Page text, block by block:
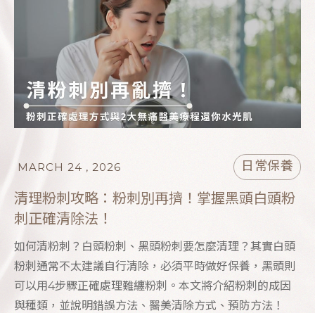
MARCH 24 , 2026 日常保養
清理粉刺攻略：粉刺別再擠！掌握黑頭白頭粉
刺正確清除法！
如何清粉刺？白頭粉刺、黑頭粉刺要怎麼清理？其實白頭
粉刺通常不太建議自行清除，必須平時做好保養，黑頭則
可以用4步驟正確處理難纏粉刺。本文將介紹粉刺的成因
與種類，並說明錯誤方法、醫美清除方式、預防方法！